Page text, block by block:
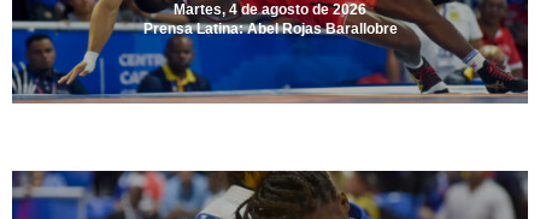
Martes, 4 de agosto de 2026
Prensa Latina: Abel Rojas Barallobre